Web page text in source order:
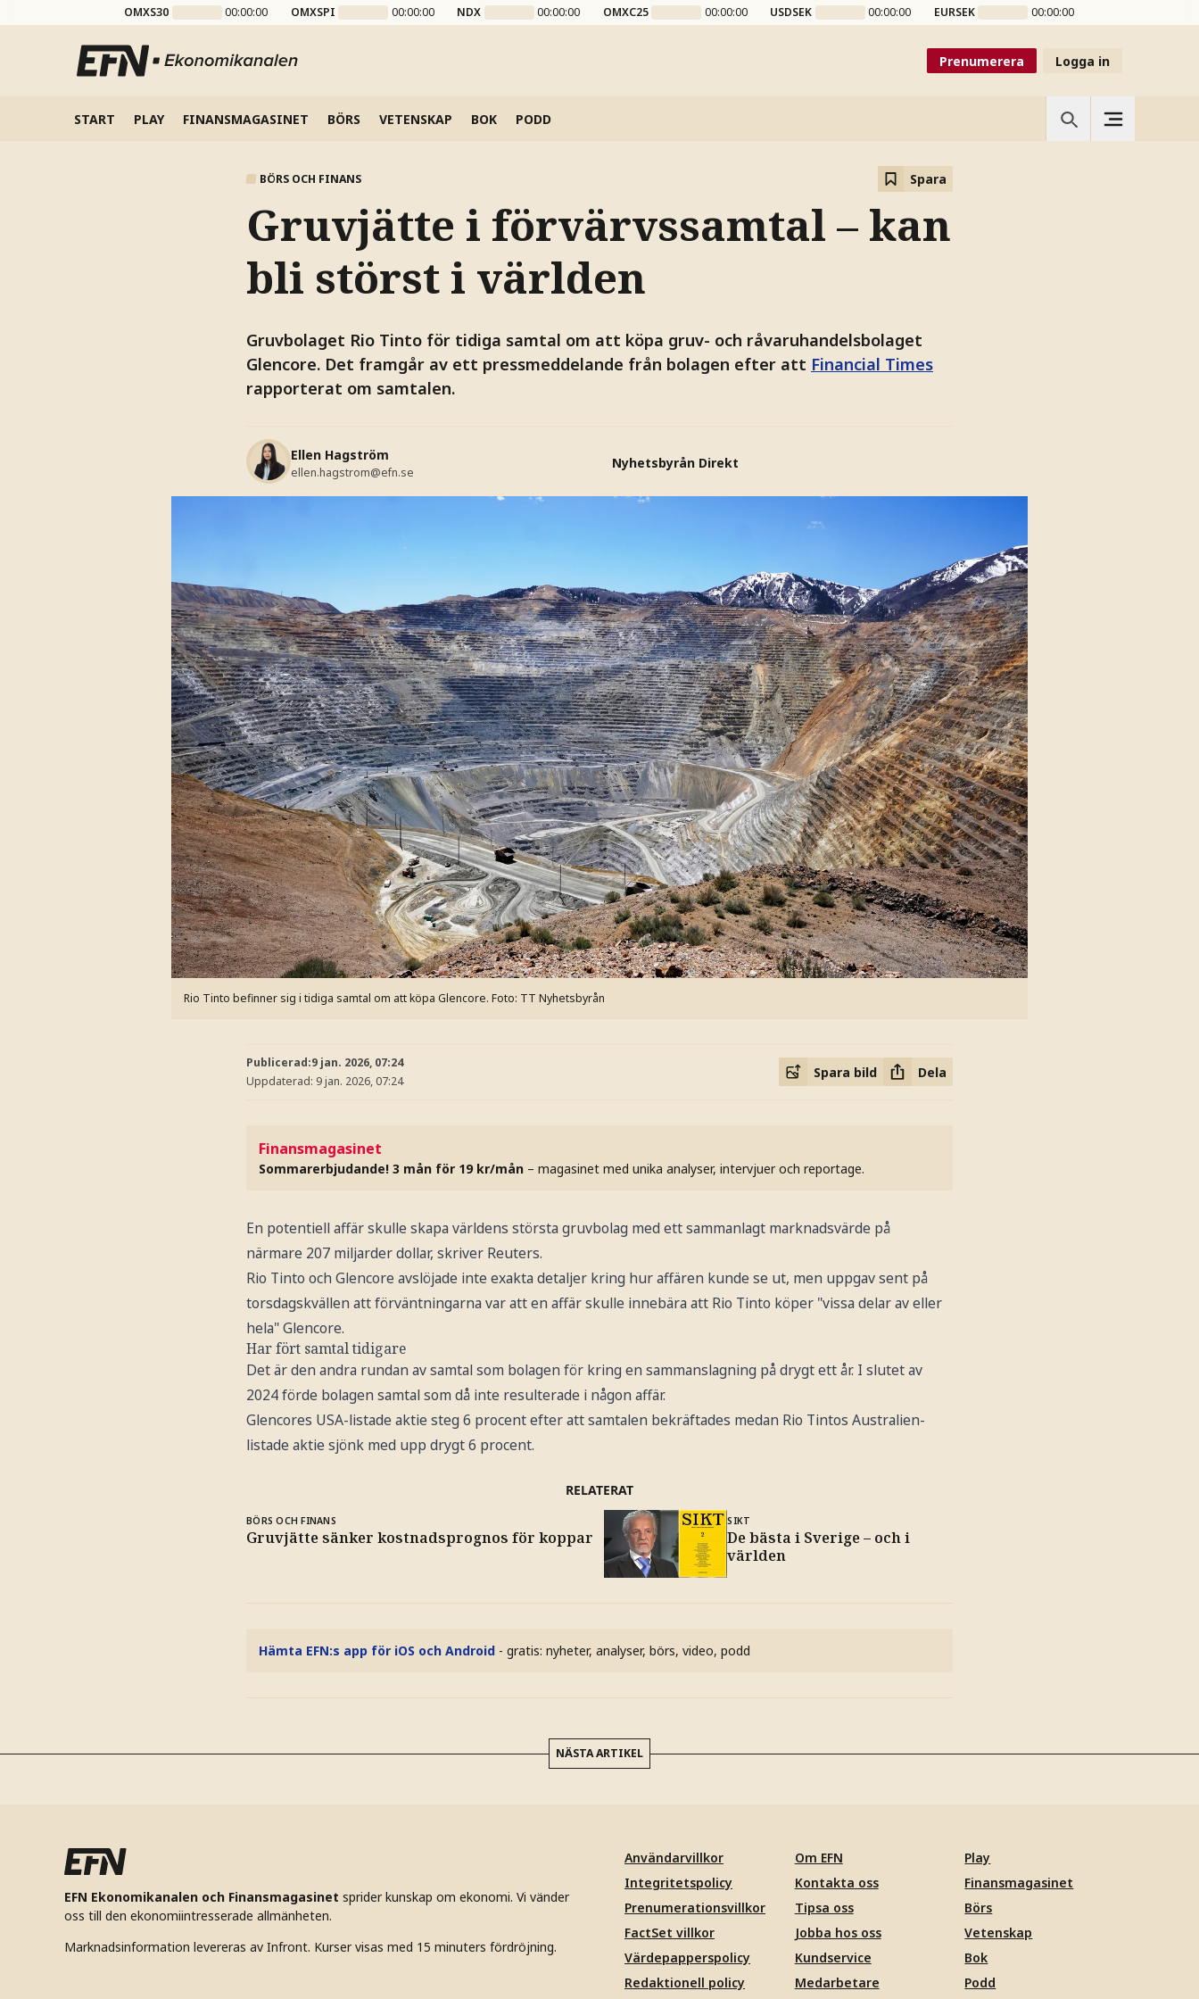
OMXS30 00:00:00 OMXSPI 00:00:00 NDX 00:00:00 OMXC25 00:00:00 USDSEK 00:00:00 EURSEK 00:00:00
Prenumerera Logga in
START PLAY FINANSMAGASINET BÖRS VETENSKAP BOK PODD
BÖRS OCH FINANS Spara
Gruvjätte i förvärvssamtal – kan
bli störst i världen
Gruvbolaget Rio Tinto för tidiga samtal om att köpa gruv- och råvaruhandelsbolaget
Glencore. Det framgår av ett pressmeddelande från bolagen efter att Financial Times
rapporterat om samtalen.
Ellen Hagström
ellen.hagstrom@efn.se
Nyhetsbyrån Direkt
Rio Tinto befinner sig i tidiga samtal om att köpa Glencore. Foto: TT Nyhetsbyrån
Publicerad:9 jan. 2026, 07:24
Uppdaterad: 9 jan. 2026, 07:24
Spara bild Dela
Finansmagasinet
Sommarerbjudande! 3 mån för 19 kr/mån – magasinet med unika analyser, intervjuer och reportage.
En potentiell affär skulle skapa världens största gruvbolag med ett sammanlagt marknadsvärde på
närmare 207 miljarder dollar, skriver Reuters.
Rio Tinto och Glencore avslöjade inte exakta detaljer kring hur affären kunde se ut, men uppgav sent på
torsdagskvällen att förväntningarna var att en affär skulle innebära att Rio Tinto köper "vissa delar av eller
hela" Glencore.
Har fört samtal tidigare
Det är den andra rundan av samtal som bolagen för kring en sammanslagning på drygt ett år. I slutet av
2024 förde bolagen samtal som då inte resulterade i någon affär.
Glencores USA-listade aktie steg 6 procent efter att samtalen bekräftades medan Rio Tintos Australien-
listade aktie sjönk med upp drygt 6 procent.
RELATERAT
BÖRS OCH FINANS
Gruvjätte sänker kostnadsprognos för koppar
SIKT
De bästa i Sverige – och i
världen
Hämta EFN:s app för iOS och Android - gratis: nyheter, analyser, börs, video, podd
NÄSTA ARTIKEL
EFN Ekonomikanalen och Finansmagasinet sprider kunskap om ekonomi. Vi vänder
oss till den ekonomiintresserade allmänheten.
Marknadsinformation levereras av Infront. Kurser visas med 15 minuters fördröjning.
Användarvillkor
Integritetspolicy
Prenumerationsvillkor
FactSet villkor
Värdepapperspolicy
Redaktionell policy
Om EFN
Kontakta oss
Tipsa oss
Jobba hos oss
Kundservice
Medarbetare
Play
Finansmagasinet
Börs
Vetenskap
Bok
Podd